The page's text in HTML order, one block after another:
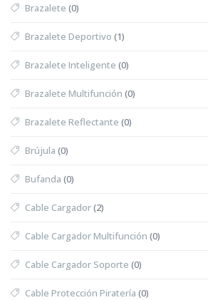
Brazalete (0)
Brazalete Deportivo (1)
Brazalete Inteligente (0)
Brazalete Multifunción (0)
Brazalete Reflectante (0)
Brújula (0)
Bufanda (0)
Cable Cargador(2)
Cable Cargador Multifunción (0)
Cable Cargador Soporte (0)
Cable Protección Piratería (0)